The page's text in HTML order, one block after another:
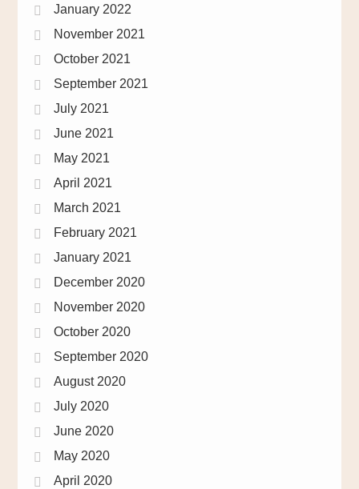
January 2022
November 2021
October 2021
September 2021
July 2021
June 2021
May 2021
April 2021
March 2021
February 2021
January 2021
December 2020
November 2020
October 2020
September 2020
August 2020
July 2020
June 2020
May 2020
April 2020